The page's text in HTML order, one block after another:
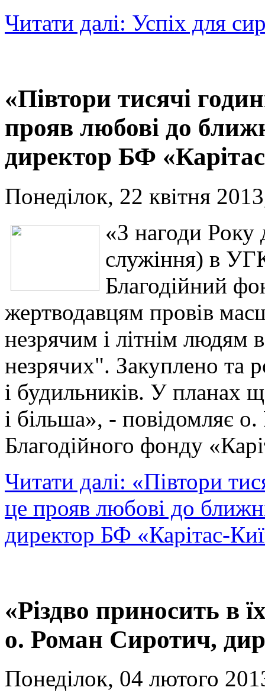
Читати далі: Успіх для
«Півтори тисячі
прояв любові до
директор БФ
Понеділок, 22 квітня
«З нагоди Року
служіння) в
Благодійний
жертводавцям провів
незрячим і літнім людям
незрячих". Закуплено та
і будильників. У планах
і більша», - повідомляє
Благодійного фонду
Читати далі: «Півтори
це прояв любові до
директор БФ «Карітас-
«Різдво приносить в
о. Роман Сиротич,
Понеділок, 04 лютого